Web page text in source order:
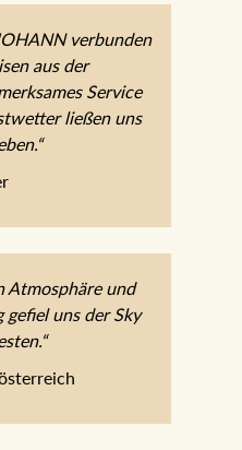
verbunden
aus der
Service
ließen uns
Atmosphäre und
uns der Sky